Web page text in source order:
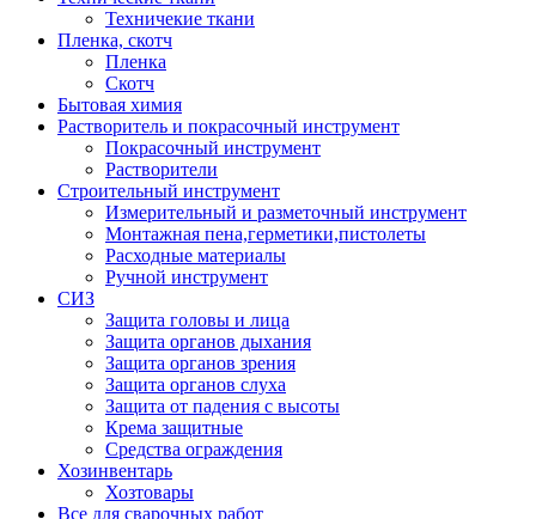
Техничекие ткани
Пленка, скотч
Пленка
Скотч
Бытовая химия
Растворитель и покрасочный инструмент
Покрасочный инструмент
Растворители
Строительный инструмент
Измерительный и разметочный инструмент
Монтажная пена,герметики,пистолеты
Расходные материалы
Ручной инструмент
СИЗ
Защита головы и лица
Защита органов дыхания
Защита органов зрения
Защита органов слуха
Защита от падения с высоты
Крема защитные
Средства ограждения
Хозинвентарь
Хозтовары
Все для сварочных работ